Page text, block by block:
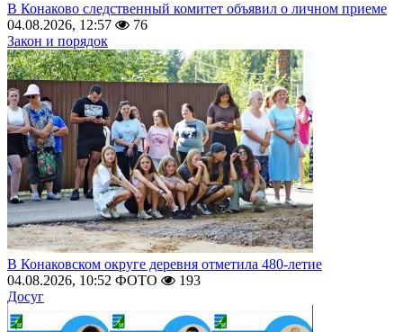
В Конаково следственный комитет объявил о личном приеме
04.08.2026, 12:57
76
Закон и порядок
В Конаковском округе деревня отметила 480-летие
04.08.2026, 10:52 ФОТО
193
Досуг